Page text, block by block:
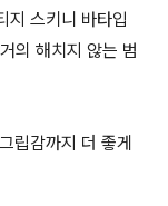
지 스키니 바타입
의 해치지 않는 범
립감까지 더 좋게